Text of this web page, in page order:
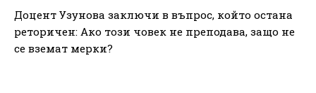
Доцент Узунова заключи в въпрос, който остана
реторичен: Ако този човек не преподава, защо не
се вземат мерки?